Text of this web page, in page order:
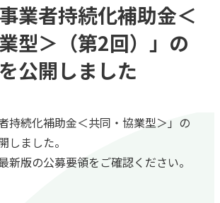
事業者持続化補助金＜
型＞（第2回）」の
公開しました
持続化補助金＜共同・協業型＞」の
しました。
新版の公募要領をご確認ください。